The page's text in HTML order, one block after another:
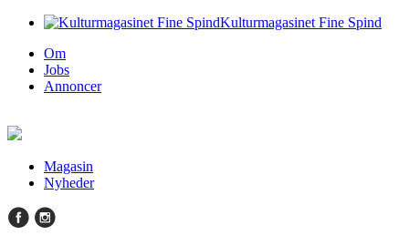
Kulturmagasinet Fine Spind
Om
Jobs
Annoncer
Magasin
Nyheder